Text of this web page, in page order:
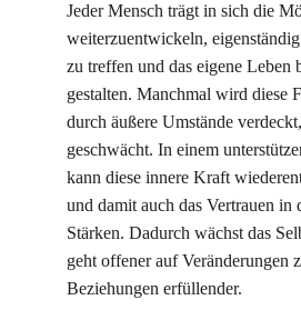
Jeder Mensch trägt in sich die
weiterzuentwickeln,
zu treffen und das eigene Leben
gestalten. Manchmal wird diese
durch äußere Umstände
geschwächt. In einem
kann diese innere Kraft
und damit auch das Vertrauen in
Stärken. Dadurch wächst das
geht offener auf Veränderungen
Beziehungen erfüllender.